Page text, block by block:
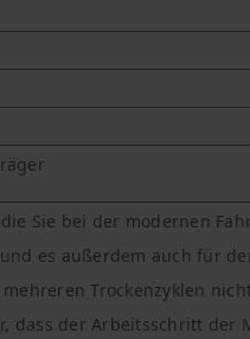
Sie bei der modernen
es außerdem auch für
Trockenzyklen
dass der Arbeitsschritt